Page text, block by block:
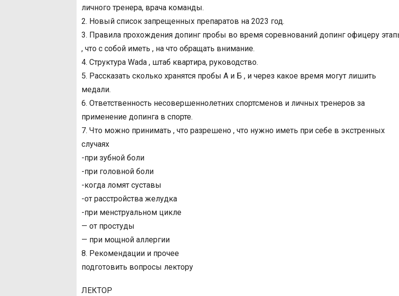
личного тренера, врача команды.
2. Новый список запрещенных препаратов на 2023 год.
3. Правила прохождения допинг пробы во время соревнований допинг офицеру
, что с собой иметь , на что обращать внимание.
4. Структура Wada , штаб квартира, руководство.
5. Рассказать сколько хранятся пробы А и Б , и через какое время могут лишить
медали.
6. Ответственность несовершеннолетних спортсменов и личных тренеров за
применение допинга в спорте.
7. Что можно принимать , что разрешено , что нужно иметь при себе в экстренных
случаях
-при зубной боли
-при головной боли
-когда ломят суставы
-от расстройства желудка
-при менструальном цикле
— от простуды
— при мощной аллергии
8. Рекомендации и прочее
подготовить вопросы лектору
ЛЕКТОР